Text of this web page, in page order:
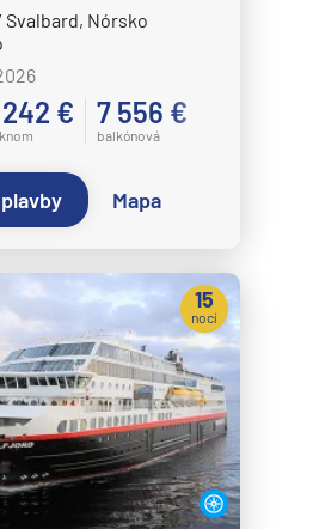
Nórsko
€ 7 556 €
balkónová
Mapa
15
nocí